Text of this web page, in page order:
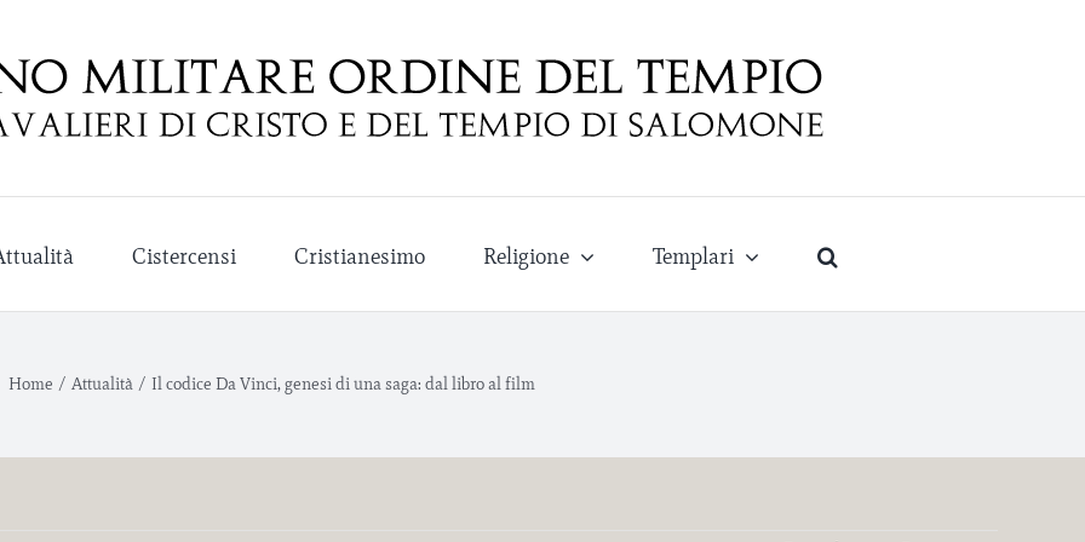
Cistercensi Cristianesimo Religione Templari
Home / Attualità / Il codice Da Vinci, genesi di una saga: dal libro al film